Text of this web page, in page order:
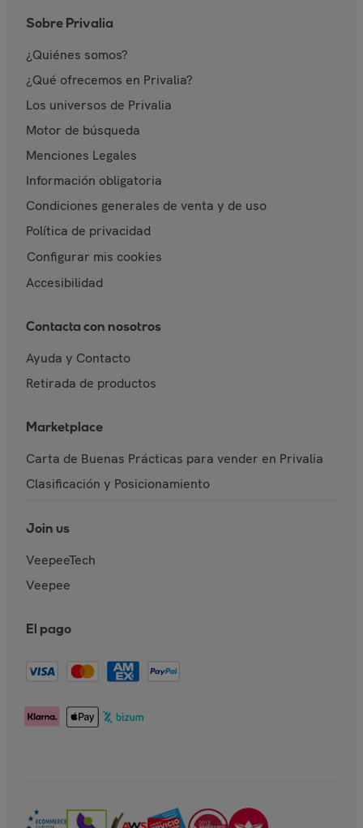
Sobre Privalia
¿Quiénes somos?
¿Qué ofrecemos en Privalia?
Los universos de Privalia
Motor de búsqueda
Menciones Legales
Información obligatoria
Condiciones generales de venta y de uso
Política de privacidad
Configurar mis cookies
Accesibilidad
Contacta con nosotros
Ayuda y Contacto
Retirada de productos
Marketplace
Carta de Buenas Prácticas para vender en Privalia
Clasificación y Posicionamiento
Join us
VeepeeTech
Veepee
El pago